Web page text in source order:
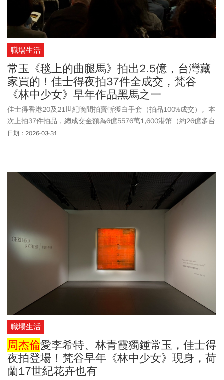
職場生活
常玉《毯上的曲腿馬》拍出2.5億，台灣藏
家買的！佳士得夜拍37件全成交，梵谷
《林中少女》早年作品黑馬之一
佳士得香港20及21世紀晚間拍賣斬獲白手套（拍品100%成交）。本
次上拍37件拍品，總成交金額為6億5576萬1,600港幣（約26億多台
幣），較去年3月晚拍成長17%。所有拍品落槌總額為低估價117%。
萬台幣）成交。同時，由佳士得亞太區副主席暨台灣區主席翁曉惠
拍得，據悉，買家應為台灣人。2天的夜拍及日拍總成交金額為8億
8687萬6790港幣（約35億台幣），系列拍賣整體成交比率94%，落
槌總額為低估價121%，52%拍品成交價超逾高估價。
日期：2026-03-31
職場生活
周杰倫愛李希特、林青霞獨鍾常玉，佳士得
夜拍登場！梵谷早年《林中少女》現身，荷
蘭17世紀花卉也有